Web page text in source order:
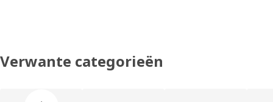
Verwante categorieën